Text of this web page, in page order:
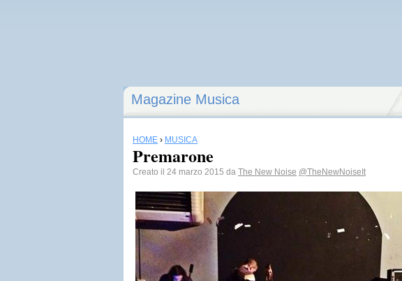
Magazine Musica
HOME › MUSICA
Premarone
Creato il 24 marzo 2015 da The New Noise @TheNewNoiseIt